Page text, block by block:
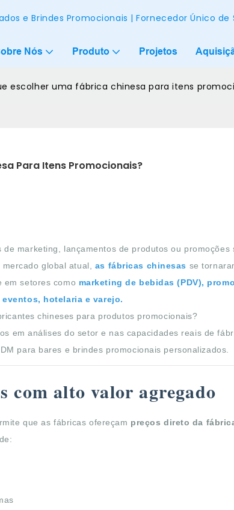
e Brindes Promocionais | Fornecedor Único de
Nós Produto Projetos
escolher uma fábrica chinesa para itens
Para Itens Promocionais?
marketing, lançamentos de produtos ou
global atual, as fábricas chinesas se
em setores como marketing de bebidas (PDV),
hotelaria e varejo.
chineses para produtos promocionais?
em análises do setor e nas capacidades reais de
para bares e brindes promocionais personalizados.
com alto valor agregado
que as fábricas ofereçam preços direto da